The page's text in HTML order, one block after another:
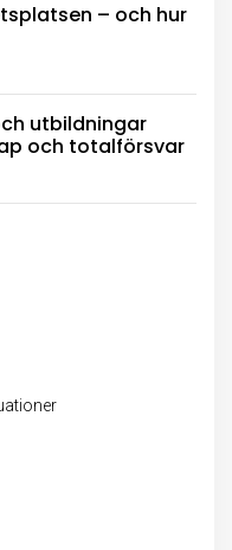
– och hur
utbildningar
och totalförsvar